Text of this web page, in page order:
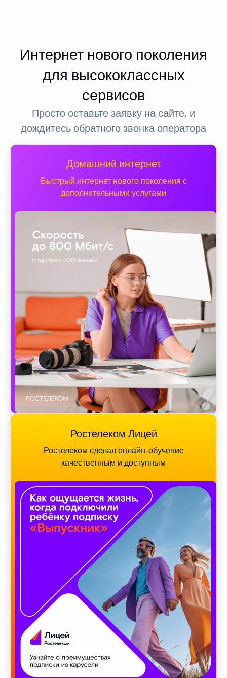
Интернет нового поколения
для высококлассных
сервисов
Просто оставьте заявку на сайте, и
дождитесь обратного звонка оператора
Домашний интернет
Быстрый интернет нового поколения с
дополнительными услугами
Ростелеком Лицей
Ростелеком сделал онлайн-обучение
качественным и доступным